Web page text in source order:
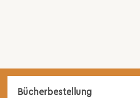
Bücherbestellung